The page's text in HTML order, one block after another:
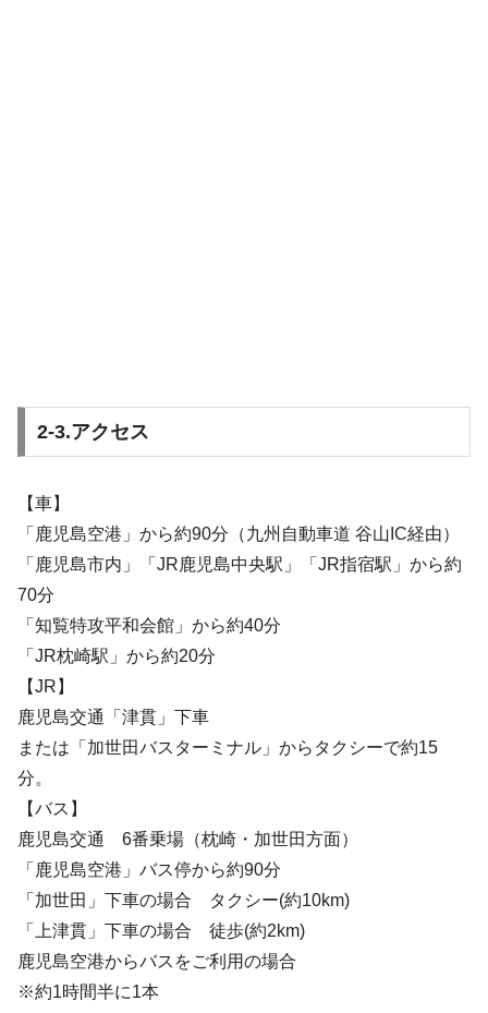
2-3.アクセス
【車】
「鹿児島空港」から約90分（九州自動車道 谷山IC経由）
「鹿児島市内」「JR鹿児島中央駅」「JR指宿駅」から約
70分
「知覧特攻平和会館」から約40分
「JR枕崎駅」から約20分
【JR】
鹿児島交通「津貫」下車
または「加世田バスターミナル」からタクシーで約15
分。
【バス】
鹿児島交通 6番乗場（枕崎・加世田方面）
「鹿児島空港」バス停から約90分
「加世田」下車の場合 タクシー(約10km)
「上津貫」下車の場合 徒歩(約2km)
鹿児島空港からバスをご利用の場合
※約1時間半に1本